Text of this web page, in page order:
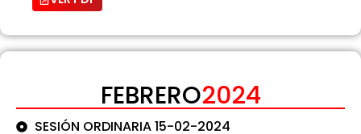
FEBRERO2024
SESIÓN ORDINARIA 15-02-2024